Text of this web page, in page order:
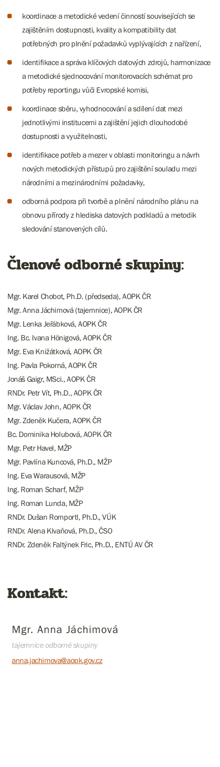
koordinace a metodické vedení činností souvisejících se
zajištěním dostupnosti, kvality a kompatibility dat
potřebných pro plnění požadavků vyplývajících z nařízení,
identifikace a správa klíčových datových zdrojů, harmonizace
a metodické sjednocování monitorovacích schémat pro
potřeby reportingu vůči Evropské komisi,
koordinace sběru, vyhodnocování a sdílení dat mezi
jednotlivými institucemi a zajištění jejich dlouhodobé
dostupnosti a využitelnosti,
identifikace potřeb a mezer v oblasti monitoringu a návrh
nových metodických přístupů pro zajištění souladu mezi
národními a mezinárodními požadavky,
odborná podpora při tvorbě a plnění národního plánu na
obnovu přírody z hlediska datových podkladů a metodik
sledování stanovených cílů.
Členové odborné skupiny:
Mgr. Karel Chobot, Ph.D. (předseda), AOPK ČR
Mgr. Anna Jáchimová (tajemnice), AOPK ČR
Mgr. Lenka Jeřábková, AOPK ČR
Ing. Bc. Ivana Hönigová, AOPK ČR
Mgr. Eva Knižátková, AOPK ČR
Ing. Pavla Pokorná, AOPK ČR
Jonáš Gaigr, MSci., AOPK ČR
RNDr. Petr Vít, Ph.D., AOPK ČR
Mgr. Václav John, AOPK ČR
Mgr. Zdeněk Kučera, AOPK ČR
Bc. Dominika Holubová, AOPK ČR
Mgr. Petr Havel, MŽP
Mgr. Pavlína Kuncová, Ph.D., MŽP
Ing. Eva Warausová, MŽP
Ing. Roman Scharf, MŽP
Ing. Roman Lunda, MŽP
RNDr. Dušan Romportl, Ph.D., VÚK
RNDr. Alena Klvaňová, Ph.D., ČSO
RNDr. Zdeněk Faltýnek Fric, Ph.D., ENTÚ AV ČR
Kontakt:
Mgr. Anna Jáchimová
tajemnice odborné skupiny
anna.jachimova@aopk.gov.cz